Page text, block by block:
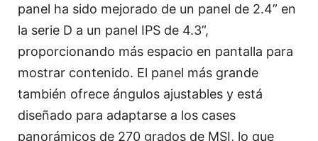
panel ha sido mejorado de un panel de 2.4” en
la serie D a un panel IPS de 4.3”,
proporcionando más espacio en pantalla para
mostrar contenido. El panel más grande
también ofrece ángulos ajustables y está
diseñado para adaptarse a los cases
panorámicos de 270 grados de MSI, lo que